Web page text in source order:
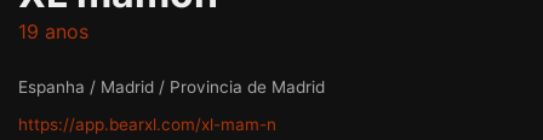
19 anos
Espanha / Madrid / Provincia de Madrid
https://app.bearxl.com/xl-mam-n